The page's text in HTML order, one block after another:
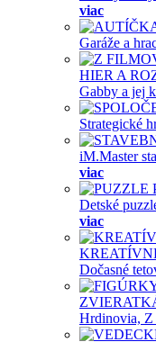
viac
Garáže a
HIER A
Gabby a jej
Strategické
iM.Master
viac
Detské
viac
Dočasné
Hrdinovia, Z